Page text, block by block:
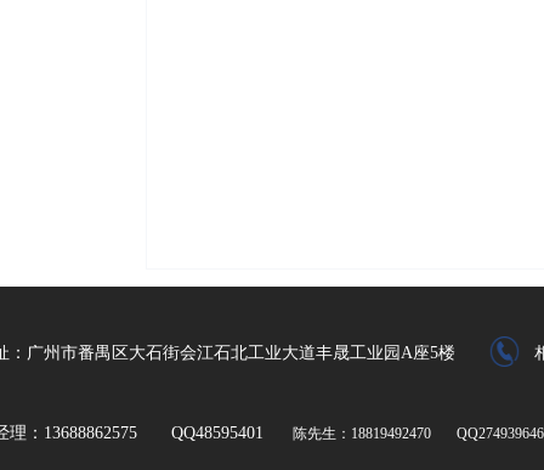
：广州市番禺区大石街会江石北工业大道丰晟工业园A座5楼
理：13688862575 QQ48595401 陈先生：18819492470